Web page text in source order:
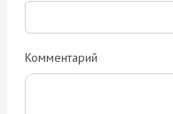
Комментарий